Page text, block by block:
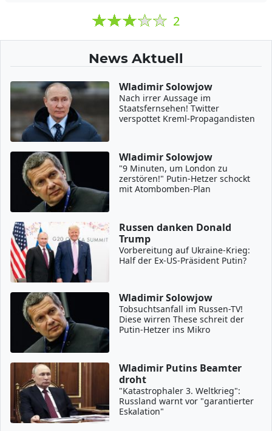
2
News Aktuell
Wladimir Solowjow
Nach irrer Aussage im
Staatsfernsehen! Twitter
verspottet Kreml-Propagandisten
Wladimir Solowjow
"9 Minuten, um London zu
zerstören!" Putin-Hetzer schockt
mit Atombomben-Plan
Russen danken Donald
Trump
Vorbereitung auf Ukraine-Krieg:
Half der Ex-US-Präsident Putin?
Wladimir Solowjow
Tobsuchtsanfall im Russen-TV!
Diese wirren These schreit der
Putin-Hetzer ins Mikro
Wladimir Putins Beamter
droht
"Katastrophaler 3. Weltkrieg":
Russland warnt vor "garantierter
Eskalation"